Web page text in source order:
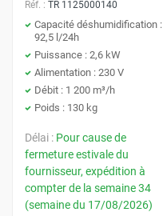
Réf. : TR 1125000140
Capacité déshumidification :
92,5 l/24h
Puissance : 2,6 kW
Alimentation : 230 V
Débit : 1 200 m³/h
Poids : 130 kg
Délai : Pour cause de
fermeture estivale du
fournisseur, expédition à
compter de la semaine 34
(semaine du 17/08/2026)